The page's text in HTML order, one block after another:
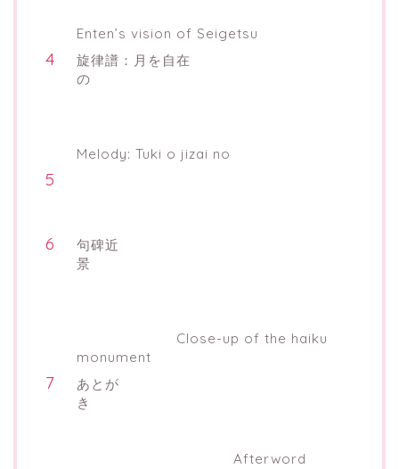
Enten’s vision of Seigetsu
旋律譜：月を自在
の
Melody: Tuki o jizai no
句碑近
景
Close-up of the haiku
monument
あとが
き
Afterword